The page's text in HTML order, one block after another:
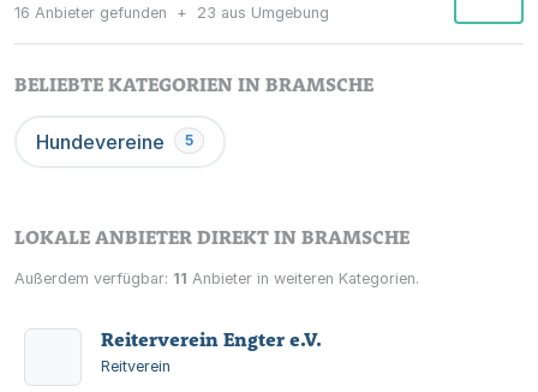
16 Anbieter gefunden + 23 aus Umgebung
BELIEBTE KATEGORIEN IN BRAMSCHE
Hundevereine 5
LOKALE ANBIETER DIREKT IN BRAMSCHE
Außerdem verfügbar: 11 Anbieter in weiteren Kategorien.
Reiterverein Engter e.V.
Reitverein